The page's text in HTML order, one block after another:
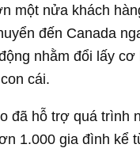
một nửa khách
đến Canada
nhằm đổi lấy cơ
cái.
đã hỗ trợ quá trình
1.000 gia đình kể